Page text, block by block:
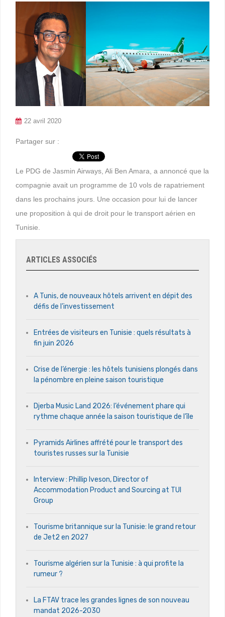
22 avril 2020
Partager sur :
Le PDG de Jasmin Airways, Ali Ben Amara, a annoncé que la
compagnie avait un programme de 10 vols de rapatriement
dans les prochains jours. Une occasion pour lui de lancer
une proposition à qui de droit pour le transport aérien en
Tunisie.
ARTICLES ASSOCIÉS
A Tunis, de nouveaux hôtels arrivent en dépit des
défis de l’investissement
Entrées de visiteurs en Tunisie : quels résultats à
fin juin 2026
Crise de l’énergie : les hôtels tunisiens plongés dans
la pénombre en pleine saison touristique
Djerba Music Land 2026: l’événement phare qui
rythme chaque année la saison touristique de l’île
Pyramids Airlines affrété pour le transport des
touristes russes sur la Tunisie
Interview : Phillip Iveson, Director of
Accommodation Product and Sourcing at TUI
Group
Tourisme britannique sur la Tunisie: le grand retour
de Jet2 en 2027
Tourisme algérien sur la Tunisie : à qui profite la
rumeur ?
La FTAV trace les grandes lignes de son nouveau
mandat 2026-2030